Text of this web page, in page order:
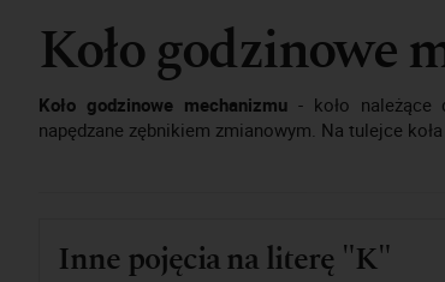
Koło godzinowe
Koło godzinowe mechanizmu- koło należące
napędzane zębnikiem zmianowym. Na tulejce
Inne pojęcia na literę "K"